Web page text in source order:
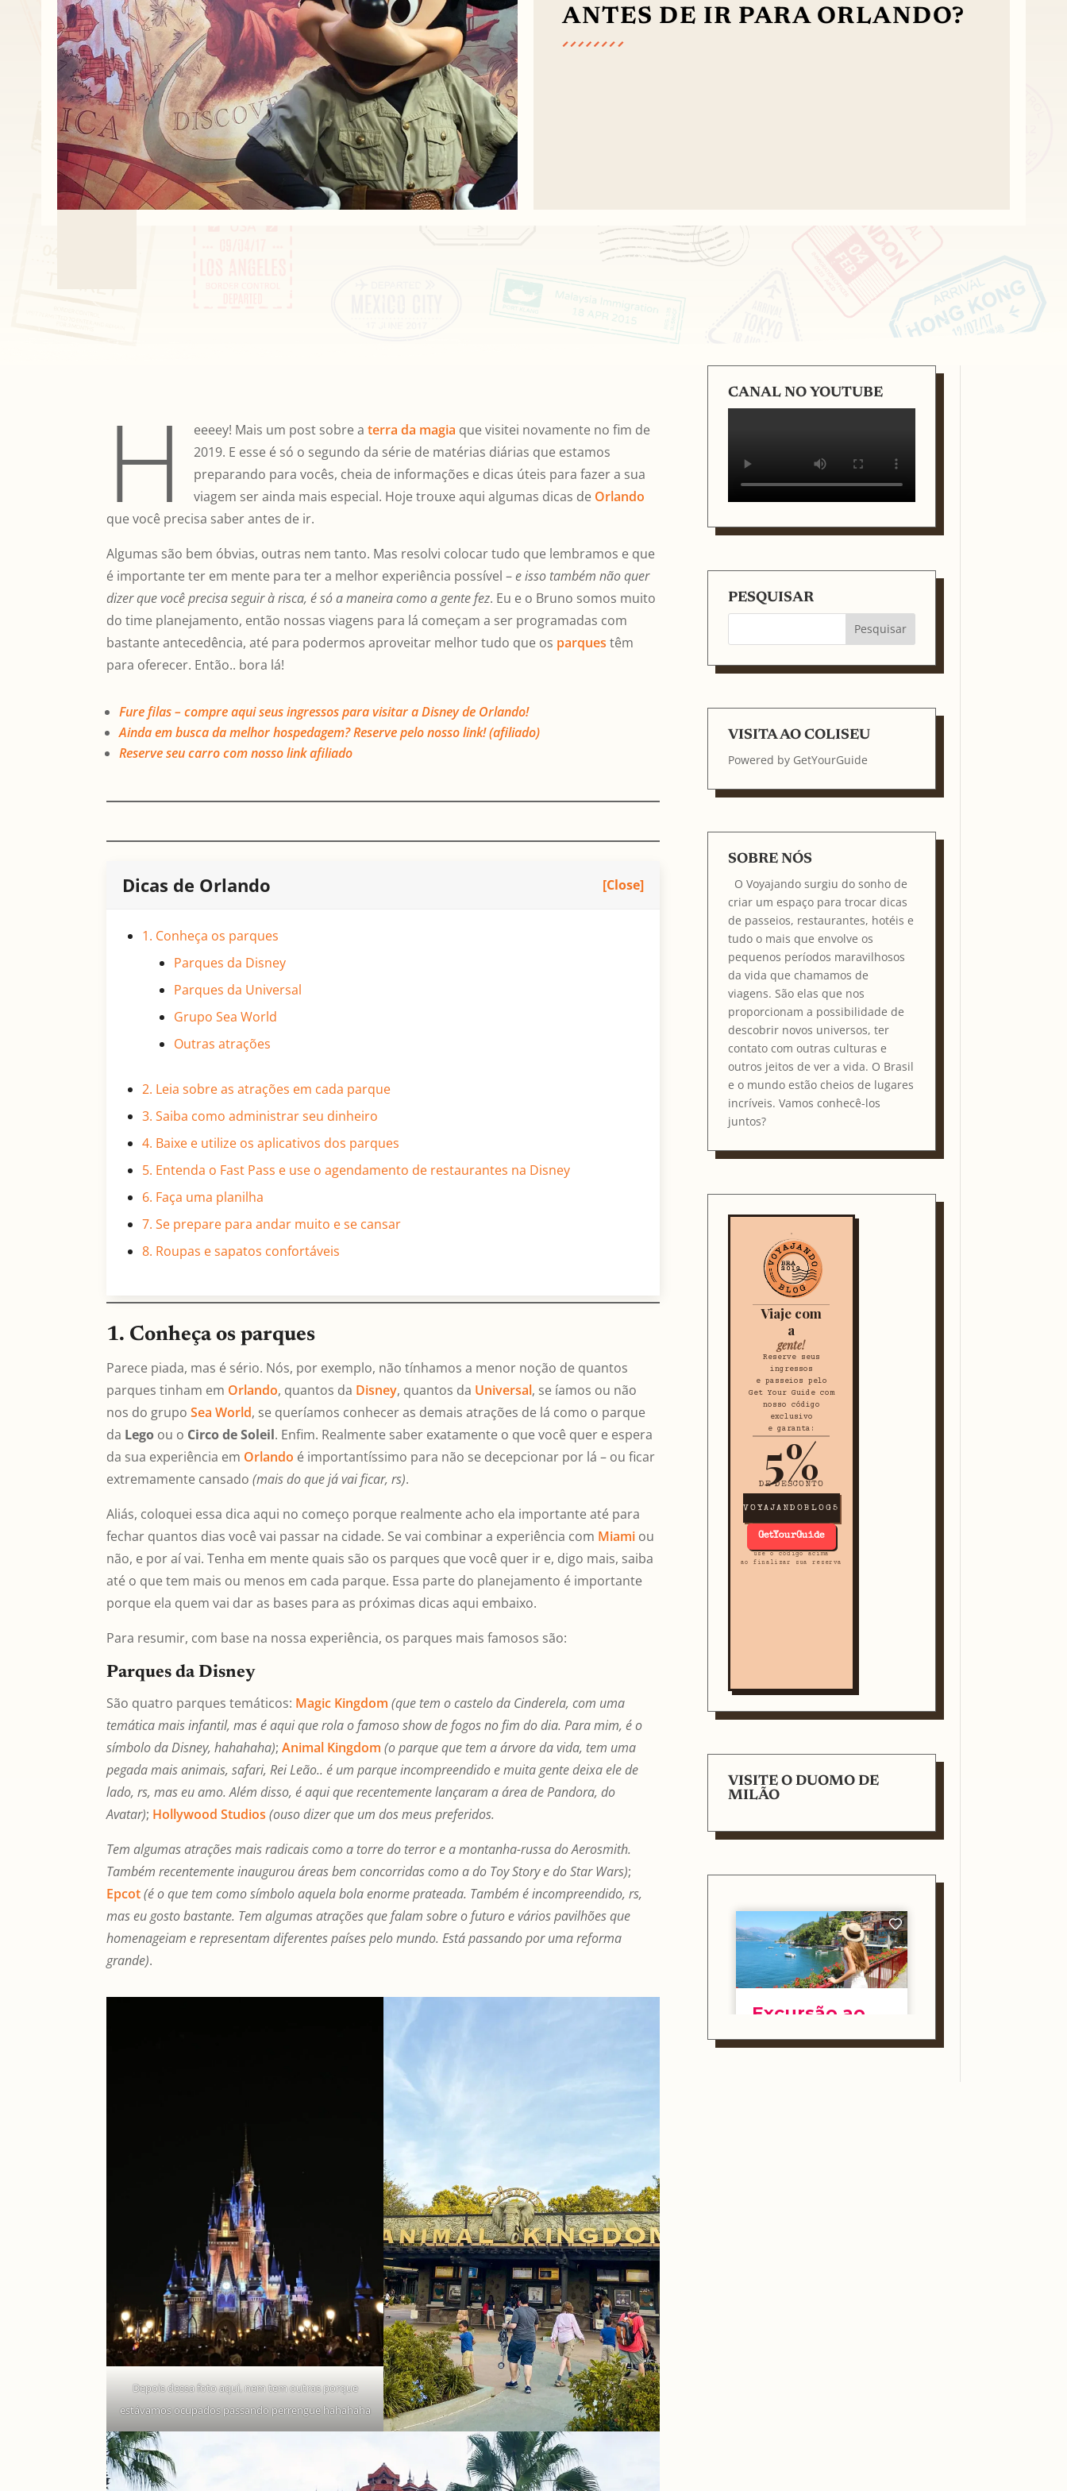
ANTES DE IR PARA ORLANDO?
H eeeey! Mais um post sobre a terra da magia que visitei novamente no fim de
2019. E esse é só o segundo da série de matérias diárias que estamos
preparando para vocês, cheia de informações e dicas úteis para fazer a sua
viagem ser ainda mais especial. Hoje trouxe aqui algumas dicas de Orlando
que você precisa saber antes de ir.
Algumas são bem óbvias, outras nem tanto. Mas resolvi colocar tudo que lembramos e que
é importante ter em mente para ter a melhor experiência possível –e isso também não quer
dizer que você precisa seguir à risca, é só a maneira como a gente fez. Eu e o Bruno somos muito
do time planejamento, então nossas viagens para lá começam a ser programadas com
bastante antecedência, até para podermos aproveitar melhor tudo que os parques têm
para oferecer. Então.. bora lá!
Fure filas – compre aqui seus ingressos para visitar a Disney de Orlando!
Ainda em busca da melhor hospedagem? Reserve pelo nosso link! (afiliado)
Reserve seu carro com nosso link afiliado
Dicas de Orlando [Close]
1. Conheça os parques
Parques da Disney
Parques da Universal
Grupo Sea World
Outras atrações
2. Leia sobre as atrações em cada parque
3. Saiba como administrar seu dinheiro
4. Baixe e utilize os aplicativos dos parques
5. Entenda o Fast Pass e use o agendamento de restaurantes na Disney
6. Faça uma planilha
7. Se prepare para andar muito e se cansar
8. Roupas e sapatos confortáveis
1. Conheça os parques
Parece piada, mas é sério. Nós, por exemplo, não tínhamos a menor noção de quantos
parques tinham em Orlando, quantos da Disney, quantos da Universal, se íamos ou não
nos do grupo Sea World, se queríamos conhecer as demais atrações de lá como o parque
da Lego ou o Circo de Soleil. Enfim. Realmente saber exatamente o que você quer e espera
da sua experiência em Orlando é importantíssimo para não se decepcionar por lá – ou ficar
extremamente cansado(mais do que já vai ficar, rs).
Aliás, coloquei essa dica aqui no começo porque realmente acho ela importante até para
fechar quantos dias você vai passar na cidade. Se vai combinar a experiência com Miami ou
não, e por aí vai. Tenha em mente quais são os parques que você quer ir e, digo mais, saiba
até o que tem mais ou menos em cada parque. Essa parte do planejamento é importante
porque ela quem vai dar as bases para as próximas dicas aqui embaixo.
Para resumir, com base na nossa experiência, os parques mais famosos são:
Parques da Disney
São quatro parques temáticos: Magic Kingdom (que tem o castelo da Cinderela, com uma
temática mais infantil, mas é aqui que rola o famoso show de fogos no fim do dia. Para mim, é o
símbolo da Disney, hahahaha);Animal Kingdom (o parque que tem a árvore da vida, tem uma
pegada mais animais, safari, Rei Leão.. é um parque incompreendido e muita gente deixa ele de
lado, rs, mas eu amo. Além disso, é aqui que recentemente lançaram a área de Pandora, do
Avatar); Hollywood Studios (ouso dizer que um dos meus preferidos.
Tem algumas atrações mais radicais como a torre do terror e a montanha-russa do Aerosmith.
Também recentemente inaugurou áreas bem concorridas como a do Toy Story e do Star Wars);
Epcot (é o que tem como símbolo aquela bola enorme prateada. Também é incompreendido, rs,
mas eu gosto bastante. Tem algumas atrações que falam sobre o futuro e vários pavilhões que
homenageiam e representam diferentes países pelo mundo. Está passando por uma reforma
grande).
Depois dessa foto aqui, nem tem outras porque
estávamos ocupados passando perrengue hahahaha
CANAL NO YOUTUBE
PESQUISAR
VISITA AO COLISEU
Powered by GetYourGuide
SOBRE NÓS
O Voyajando surgiu do sonho de
criar um espaço para trocar dicas
de passeios, restaurantes, hotéis e
tudo o mais que envolve os
pequenos períodos maravilhosos
da vida que chamamos de
viagens. São elas que nos
proporcionam a possibilidade de
descobrir novos universos, ter
contato com outras culturas e
outros jeitos de ver a vida. O Brasil
e o mundo estão cheios de lugares
incríveis. Vamos conhecê-los
juntos?
Viaje com
a
gente!
Reserve seus
ingressos
e passeios pelo
Get Your Guide com
nosso código
exclusivo
e garanta:
5%
DE DESCONTO
VOYAJANDOBLOG5
GetYourGuide
use o código acima
ao finalizar sua reserva
VISITE O DUOMO DE
MILÃO